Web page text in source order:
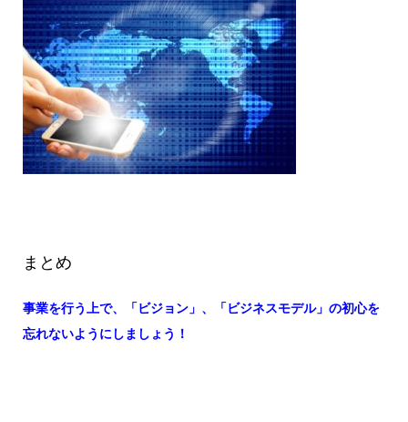
まとめ
事業を行う上で、「ビジョン」、「ビジネスモデル」の初心を
忘れないようにしましょう！